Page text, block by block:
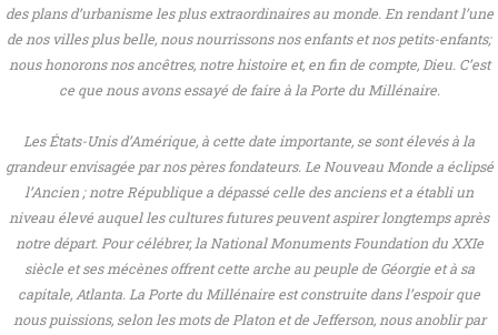
des plans d’urbanisme les plus extraordinaires au monde. En rendant l’une
de nos villes plus belle, nous nourrissons nos enfants et nos petits-enfants;
nous honorons nos ancêtres, notre histoire et, en fin de compte, Dieu. C’est
ce que nous avons essayé de faire à la Porte du Millénaire.
Les États-Unis d’Amérique, à cette date importante, se sont élevés à la
grandeur envisagée par nos pères fondateurs. Le Nouveau Monde a éclipsé
l’Ancien ; notre République a dépassé celle des anciens et a établi un
niveau élevé auquel les cultures futures peuvent aspirer longtemps après
notre départ. Pour célébrer, la National Monuments Foundation du XXIe
siècle et ses mécènes offrent cette arche au peuple de Géorgie et à sa
capitale, Atlanta. La Porte du Millénaire est construite dans l’espoir que
nous puissions, selon les mots de Platon et de Jefferson, nous anoblir par